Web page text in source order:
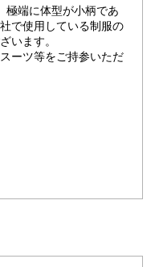
極端に体型が小柄であ
で使用している制服の
います。
ーツ等をご持参いただ